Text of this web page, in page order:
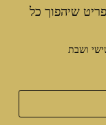
שיהפוך כל
ושבת